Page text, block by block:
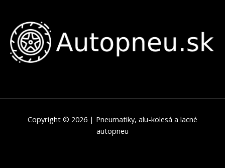
Copyright © 2026 | Pneumatiky, alu-kolesá a lacné
autopneu